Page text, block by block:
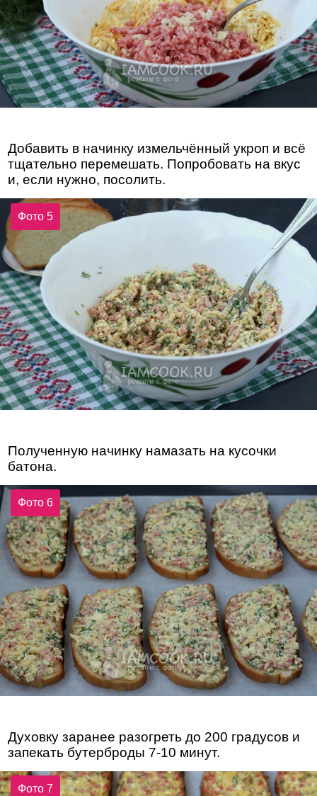
Добавить в начинку измельчённый укроп и всё
тщательно перемешать. Попробовать на вкус
и, если нужно, посолить.
Фото 5
Полученную начинку намазать на кусочки
батона.
Фото 6
Духовку заранее разогреть до 200 градусов и
запекать бутерброды 7-10 минут.
Фото 7